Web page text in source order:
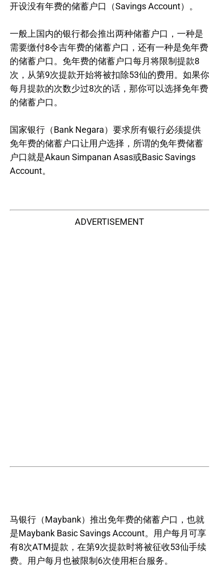
开设没有年费的储蓄户口（Savings Account）。
一般上国内的银行都会推出两种储蓄户口，一种是
需要缴付8令吉年费的储蓄户口，还有一种是免年费
的储蓄户口。免年费的储蓄户口每月将限制提款8
次，从第9次提款开始将被扣除53仙的费用。如果你
每月提款的次数少过8次的话，那你可以选择免年费
的储蓄户口。
国家银行（Bank Negara）要求所有银行必须提供
免年费的储蓄户口让用户选择，所谓的免年费储蓄
户口就是Akaun Simpanan Asas或Basic Savings
Account。
ADVERTISEMENT
马银行（Maybank）推出免年费的储蓄户口，也就
是Maybank Basic Savings Account。用户每月可享
有8次ATM提款，在第9次提款时将被征收53仙手续
费。用户每月也被限制6次使用柜台服务。